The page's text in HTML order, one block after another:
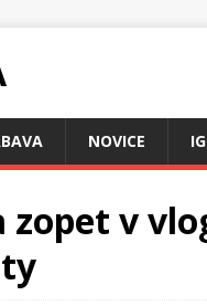
NOVICE
zopet v